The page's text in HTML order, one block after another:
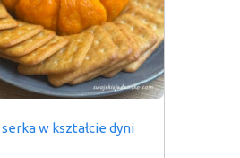
w kształcie dyni